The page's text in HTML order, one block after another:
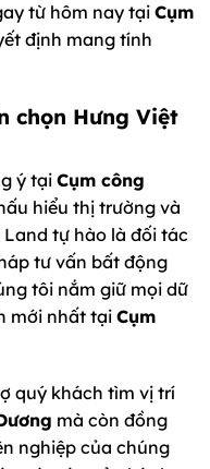
từ hôm nay tại Cụm
định mang tính
chọn Hưng Việt
ý tạiCụm công
hiểu thị trường và
tự hào là đối tác
tư vấn bất động
tôi nắm giữ mọi dữ
mới nhất tại Cụm
quý khách tìm vị trí
mà còn đồng
nghiệp của chúng